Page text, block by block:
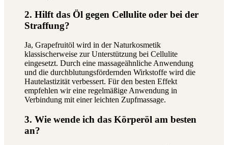
2. Hilft das Öl gegen Cellulite oder bei der
Straffung?
Ja, Grapefruitöl wird in der Naturkosmetik
klassischerweise zur Unterstützung bei Cellulite
eingesetzt. Durch eine massageähnliche Anwendung
und die durchblutungsfördernden Wirkstoffe wird die
Hautelastizität verbessert. Für den besten Effekt
empfehlen wir eine regelmäßige Anwendung in
Verbindung mit einer leichten Zupfmassage.
3. Wie wende ich das Körperöl am besten
an?